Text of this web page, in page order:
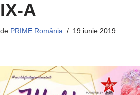
IX-A
de PRIME România 19 iunie 2019